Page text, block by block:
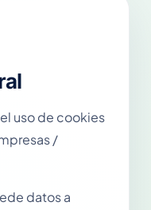
uso de cookies
/
datos a